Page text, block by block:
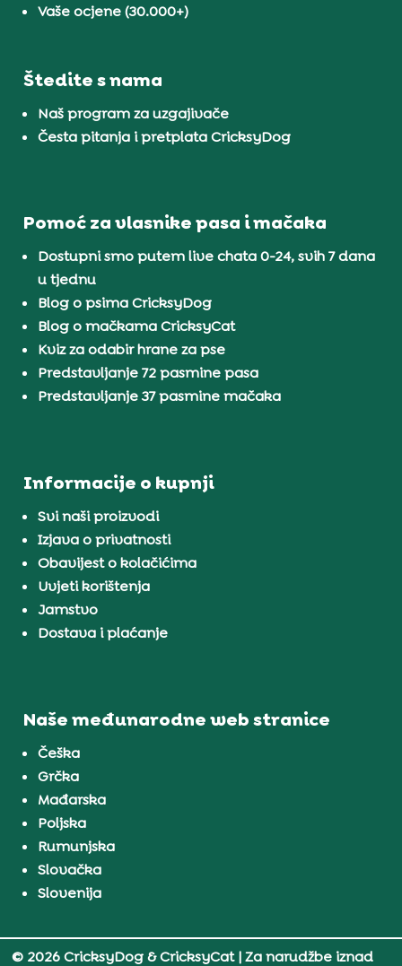
Vaše ocjene (30.000+)
Štedite s nama
Naš program za uzgajivače
Česta pitanja i pretplata CricksyDog
Pomoć za vlasnike pasa i mačaka
Dostupni smo putem live chata 0-24, svih 7 dana
u tjednu
Blog o psima CricksyDog
Blog o mačkama CricksyCat
Kviz za odabir hrane za pse
Predstavljanje 72 pasmine pasa
Predstavljanje 37 pasmine mačaka
Informacije o kupnji
Svi naši proizvodi
Izjava o privatnosti
Obavijest o kolačićima
Uvjeti korištenja
Jamstvo
Dostava i plaćanje
Naše međunarodne web stranice
Češka
Grčka
Mađarska
Poljska
Rumunjska
Slovačka
Slovenija
© 2026 CricksyDog & CricksyCat| Za narudžbe iznad